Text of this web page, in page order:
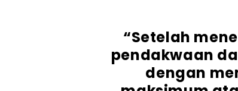
“Setelah
pendakwaan
dengan